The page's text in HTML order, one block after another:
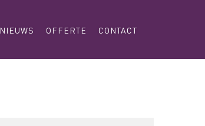
NIEUWS OFFERTE CONTACT